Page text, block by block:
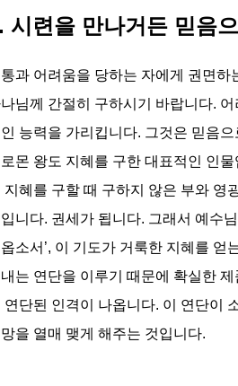
시련을 만나거든 믿음
과 어려움을 당하는 자에게 권면하
님께 간절히 구하시기 바랍니다.
능력을 가리킵니다. 그것은 믿음
몬 왕도 지혜를 구한 대표적인 인
지혜를 구할 때 구하지 않은 부와 영
니다. 권세가 됩니다. 그래서 예수
소서’, 이 기도가 거룩한 지혜를 얻
는 연단을 이루기 때문에 확실한
연단된 인격이 나옵니다. 이 연단이
을 열매 맺게 해주는 것입니다.